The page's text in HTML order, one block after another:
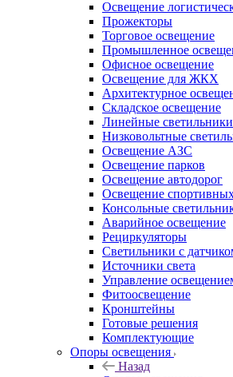
Освещение
Прожекторы
Торговое освещение
Промышленное
Офисное освещение
Освещение для ЖКХ
Архитектурное
Складское освещение
Линейные светильники
Низковольтные
Освещение АЗС
Освещение парков
Освещение автодорог
Освещение
Консольные
Аварийное освещение
Рециркуляторы
Светильники с
Источники света
Управление
Фитоосвещение
Кронштейны
Готовые решения
Комплектующие
Опоры освещения
Назад